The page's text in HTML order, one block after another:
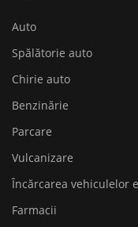
Auto
Spălătorie auto
Chirie auto
Benzinărie
Parcare
Vulcanizare
Încărcarea vehiculelor
Farmacii